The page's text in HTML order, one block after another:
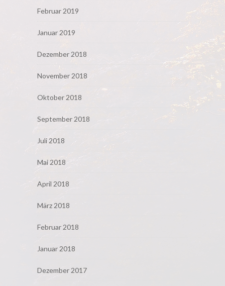
Februar 2019
Januar 2019
Dezember 2018
November 2018
Oktober 2018
September 2018
Juli 2018
Mai 2018
April 2018
März 2018
Februar 2018
Januar 2018
Dezember 2017